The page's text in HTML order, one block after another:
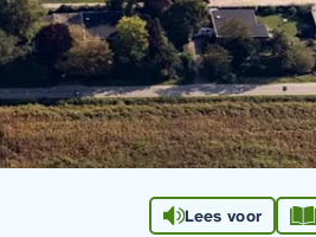
Lees voor